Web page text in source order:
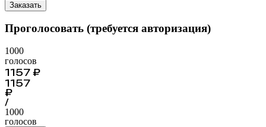
Заказать
Проголосовать (требуется авторизация)
1000
голосов
1157 ₽
1157
₽
/
1000
голосов